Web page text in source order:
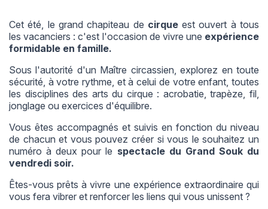
Cet été, le grand chapiteau de cirqueest ouvert à tous
les vacanciers : c'est l'occasion de vivre une expérience
formidable en famille.
Sous l'autorité d'un Maître circassien, explorez en toute
sécurité, à votre rythme, et à celui de votre enfant, toutes
les disciplines des arts du cirque : acrobatie, trapèze, fil,
jonglage ou exercices d'équilibre.
Vous êtes accompagnés et suivis en fonction du niveau
de chacun et vous pouvez créer si vous le souhaitez un
numéro à deux pour le spectacle du Grand Souk du
vendredi soir.
Êtes-vous prêts à vivre une expérience extraordinaire qui
vous fera vibrer et renforcer les liens qui vous unissent ?